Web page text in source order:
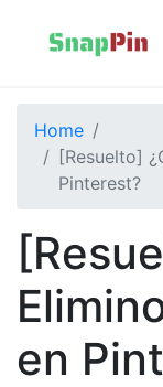
Home
[Resuelto]
Pinterest?
en